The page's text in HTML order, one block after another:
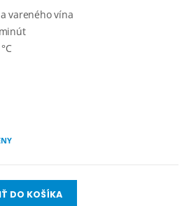
vareného vína
DO KOŠÍKA